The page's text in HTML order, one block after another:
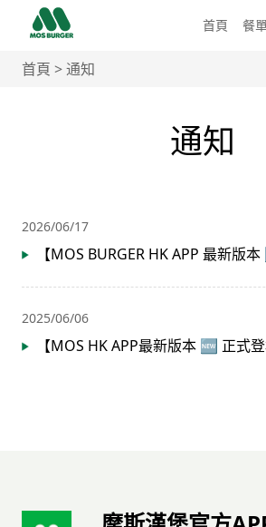
首頁 餐
首頁 >通知
通知
2026/06/17
【MOS BURGER HK APP 最新版
2025/06/06
【MOS HK APP最新版本 🆕 正式